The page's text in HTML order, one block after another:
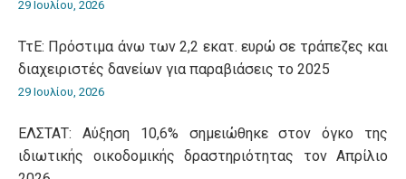
29 Ιουλίου, 2026
ΤτΕ: Πρόστιμα άνω των 2,2 εκατ. ευρώ σε τράπεζες και
διαχειριστές δανείων για παραβιάσεις το 2025
29 Ιουλίου, 2026
ΕΛΣΤΑΤ: Αύξηση 10,6% σημειώθηκε στον όγκο της
ιδιωτικής οικοδομικής δραστηριότητας τον Απρίλιο